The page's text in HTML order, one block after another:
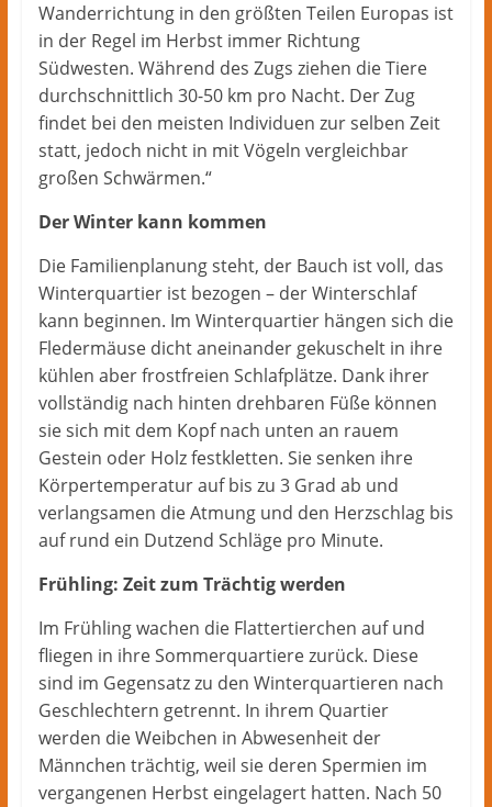
Wanderrichtung in den größten Teilen Europas ist
in der Regel im Herbst immer Richtung
Südwesten. Während des Zugs ziehen die Tiere
durchschnittlich 30-50 km pro Nacht. Der Zug
findet bei den meisten Individuen zur selben Zeit
statt, jedoch nicht in mit Vögeln vergleichbar
großen Schwärmen.“
Der Winter kann kommen
Die Familienplanung steht, der Bauch ist voll, das
Winterquartier ist bezogen – der Winterschlaf
kann beginnen. Im Winterquartier hängen sich die
Fledermäuse dicht aneinander gekuschelt in ihre
kühlen aber frostfreien Schlafplätze. Dank ihrer
vollständig nach hinten drehbaren Füße können
sie sich mit dem Kopf nach unten an rauem
Gestein oder Holz festkletten. Sie senken ihre
Körpertemperatur auf bis zu 3 Grad ab und
verlangsamen die Atmung und den Herzschlag bis
auf rund ein Dutzend Schläge pro Minute.
Frühling: Zeit zum Trächtig werden
Im Frühling wachen die Flattertierchen auf und
fliegen in ihre Sommerquartiere zurück. Diese
sind im Gegensatz zu den Winterquartieren nach
Geschlechtern getrennt. In ihrem Quartier
werden die Weibchen in Abwesenheit der
Männchen trächtig, weil sie deren Spermien im
vergangenen Herbst eingelagert hatten. Nach 50